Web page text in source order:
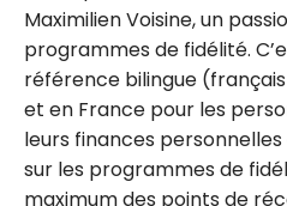
Maximilien Voisine, un
programmes de fidélité.
référence bilingue
et en France pour les
leurs finances
sur les programmes de
maximum des points de